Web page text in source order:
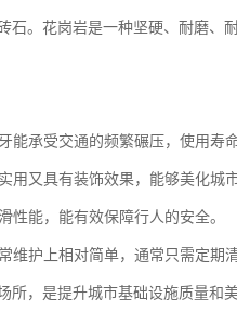
。花岗岩是一种坚硬、耐磨、
承受交通的频繁碾压，使用寿命
又具有装饰效果，能够美化城市
能，能有效保障行人的安全。
护上相对简单，通常只需定期清
，是提升城市基础设施质量和美